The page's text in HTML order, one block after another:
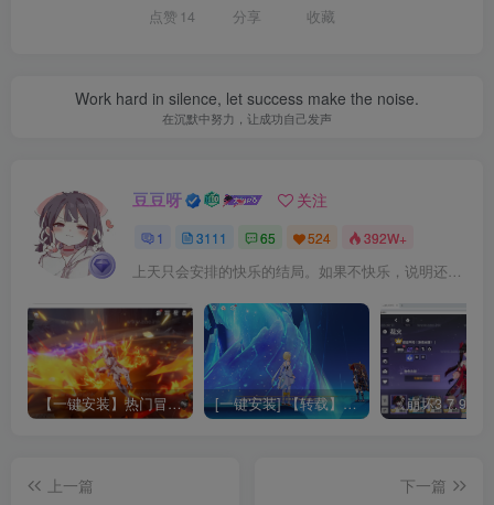
点赞 14 分享 收藏
Work hard in silence, let success make the noise.
在沉默中努力，让成功自己发声
豆豆呀 关注
1 3111 65 524 392W+
上天只会安排的快乐的结局。如果不快乐，说明还不是最后结局
【一键安装】热门冒险策略类游戏崩坏：星穹铁道全新2.3版本一键端+一键代理+一键启动+免虚拟机 [一键安装] 【转载】原神3.4真端服务端+源码+配套客户端+详尽说明+GM工具+源码说明文件
上一篇
下一篇